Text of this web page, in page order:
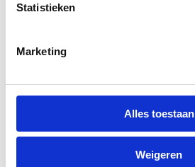
Statistieken
Marketing
Alles toestaan
Weigeren
Tileable images
Pressemeldungen
Anleitungsvideos